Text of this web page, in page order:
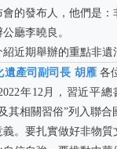
的發布人，他們是
廳李曉良。
近期舉辦的重點非遺
遺產司副司長 胡雁 各
年12月，習近平
其相關習俗”列入聯
。要扎實做好非物